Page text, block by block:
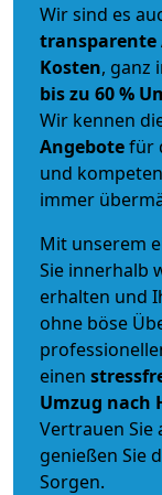
Wir sind es
transparente
Kosten, ganz
bis zu 60 %
Wir kennen
Angebotefür
und
immer
Mit unserem
Sie innerhalb
erhalten und
ohne böse
einen
Umzug nach
Vertrauen Sie
genießen Sie
Sorgen.